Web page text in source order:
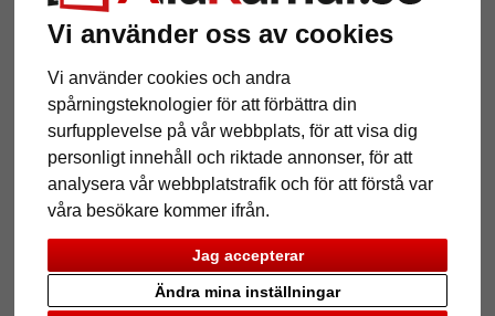
Vi använder oss av cookies
Vi använder cookies och andra
spårningsteknologier för att förbättra din
surfupplevelse på vår webbplats, för att visa dig
personligt innehåll och riktade annonser, för att
analysera vår webbplatstrafik och för att förstå var
våra besökare kommer ifrån.
Jag accepterar
Ändra mina inställningar
Väggspegel Engsle